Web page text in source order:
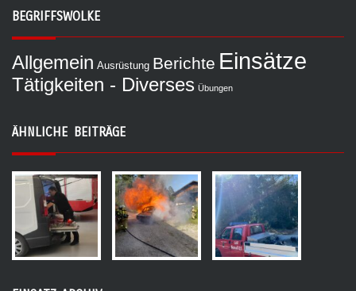
BEGRIFFSWOLKE
Allgemein Ausrüstung Berichte Einsätze
Tätigkeiten - Diverses Übungen
ÄHNLICHE BEITRÄGE